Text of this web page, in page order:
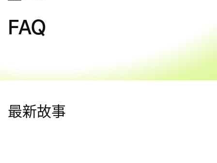
FAQ
最新故事